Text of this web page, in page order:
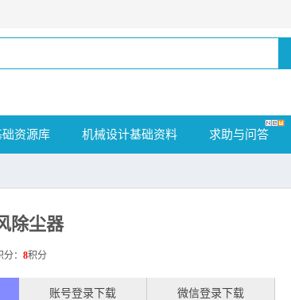
础资源库 机械设计基础资料 求助与问答
除尘器
： 8积分
账号登录下载 微信登录下载